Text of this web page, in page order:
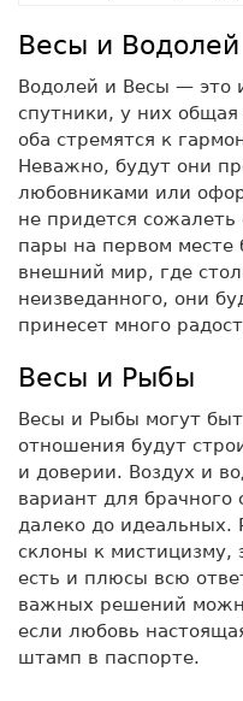
Весы и Водолей
Водолей и Весы — это
спутники, у них
оба стремятся к
Неважно, будут они
любовниками или
не придется
пары на первом месте
внешний мир, где
неизведанного, они
принесет много
Весы и Рыбы
Весы и Рыбы могут
отношения будут
и доверии. Воздух и
вариант для
далеко до
склоны к мистицизму,
есть и плюсы всю
важных решений
если любовь
штамп в паспорте.